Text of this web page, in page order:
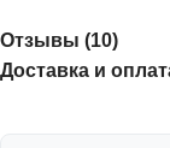
Отзывы (10)
Доставка и